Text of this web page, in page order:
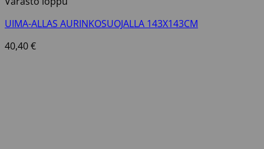
UIMA-ALLAS AURINKOSUOJALLA 143X143CM
40,40€